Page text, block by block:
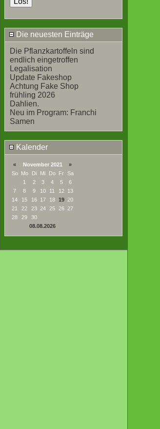
Die neuesten Einträge
Die Pflanzkartoffeln sind
endlich eingetroffen
Legalisation
Update Fakeshop
Achtung Fake Shop
frühling 2026
Dahlien.
Neu im Program: Franchi
Samen
Kalender
« November 2021
»
So Mo Di Mi Do Fr Sa
1
2 3 4 5
6
7
8 9 10 11 12 13
14
15 16 17 18 19 20
21
22 23 24 25 26 27
28
29
30
08.08.2026